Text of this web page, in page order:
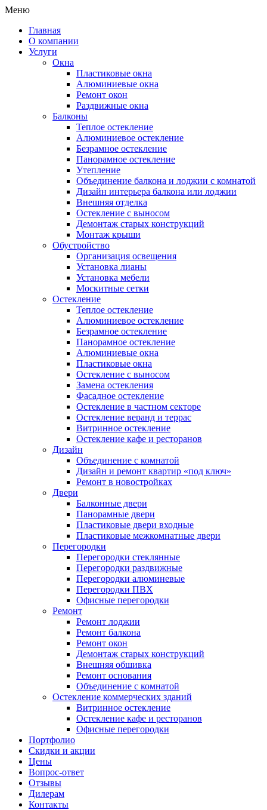
Меню
Главная
О компании
Услуги
Окна
Пластиковые окна
Алюминиевые окна
Ремонт окон
Раздвижные окна
Балконы
Теплое остекление
Алюминиевое остекление
Безрамное остекление
Панорамное остекление
Утепление
Объединение балкона и лоджии с комнатой
Дизайн интерьера балкона или лоджии
Внешняя отделка
Остекление с выносом
Демонтаж старых конструкций
Монтаж крыши
Обустройство
Организация освещения
Установка лианы
Установка мебели
Москитные сетки
Остекление
Теплое остекление
Алюминиевое остекление
Безрамное остекление
Панорамное остекление
Алюминиевые окна
Пластиковые окна
Остекление с выносом
Замена остекления
Фасадное остекление
Остекление в частном секторе
Остекление веранд и террас
Витринное остекление
Остекление кафе и ресторанов
Дизайн
Объединение с комнатой
Дизайн и ремонт квартир «под ключ»
Ремонт в новостройках
Двери
Балконные двери
Панорамные двери
Пластиковые двери входные
Пластиковые межкомнатные двери
Перегородки
Перегородки стеклянные
Перегородки раздвижные
Перегородки алюминевые
Перегородки ПВХ
Офисные перегородки
Ремонт
Ремонт лоджии
Ремонт балкона
Ремонт окон
Демонтаж старых конструкций
Внешняя обшивка
Ремонт основания
Объединение с комнатой
Остекление коммерческих зданий
Витринное остекление
Остекление кафе и ресторанов
Офисные перегородки
Портфолио
Скидки и акции
Цены
Вопрос-ответ
Отзывы
Дилерам
Контакты